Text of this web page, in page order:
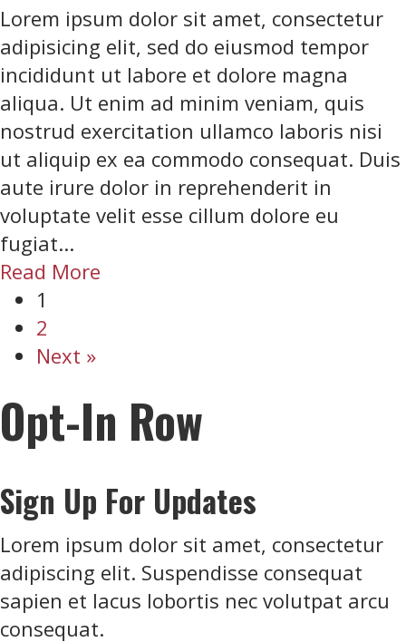
H
e
a
d
e
r
s
P
Lorem ipsum dolor sit amet, consectetur
adipisicing elit, sed do eiusmod tempor
incididunt ut labore et dolore magna
aliqua. Ut enim ad minim veniam, quis
nostrud exercitation ullamco laboris nisi
ut aliquip ex ea commodo consequat. Duis
aute irure dolor in reprehenderit in
voluptate velit esse cillum dolore eu
fugiat...
Read More
L
i
k
s
P
o
s
t
1
2
Next »
Opt-In Row
Sign Up For Updates
Lorem ipsum dolor sit amet, consectetur
adipiscing elit. Suspendisse consequat
sapien et lacus lobortis nec volutpat arcu
consequat.